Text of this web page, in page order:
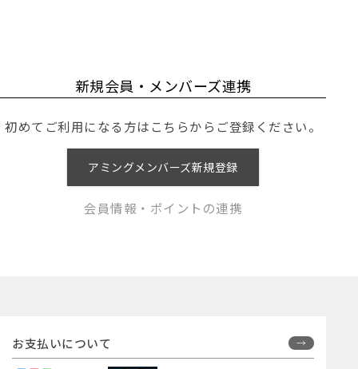
新規会員・メンバーズ連携
初めてご利用になる方はこちらからご登録ください。
アミングメンバーズ新規登録
会員情報・ポイントの連携
お支払いについて